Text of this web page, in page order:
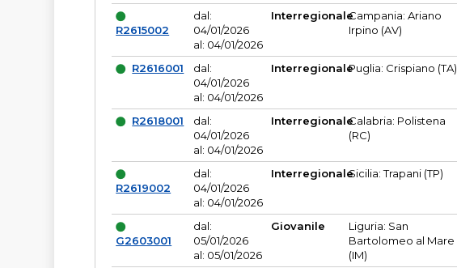
R2615002
dal:
04/01/2026
al: 04/01/2026
InterregionaleCampania: Ariano
Irpino (AV)
R2616001
dal:
04/01/2026
al: 04/01/2026
InterregionalePuglia: Crispiano (TA)
R2618001
dal:
04/01/2026
al: 04/01/2026
InterregionaleCalabria: Polistena
(RC)
R2619002
dal:
04/01/2026
al: 04/01/2026
InterregionaleSicilia: Trapani (TP)
G2603001
dal:
05/01/2026
al: 05/01/2026
Giovanile
Liguria: San
Bartolomeo al Mare
(IM)